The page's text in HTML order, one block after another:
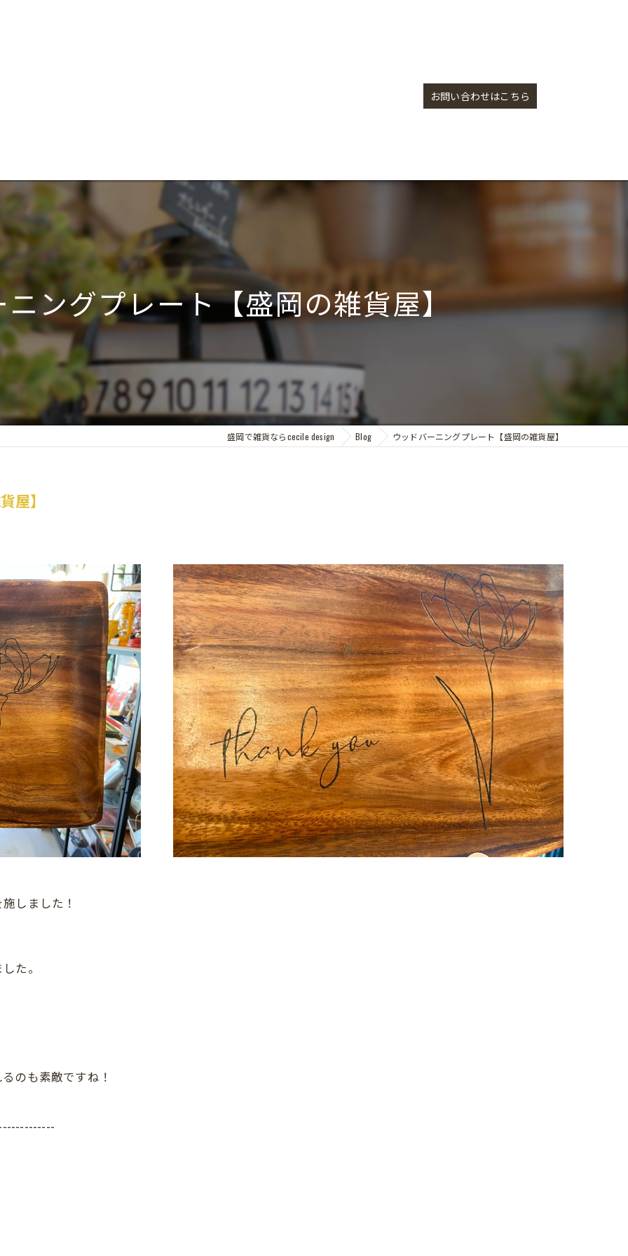
お問い合わせはこちら
ングプレート【盛岡の雑貨屋】
盛岡で雑貨ならcecile design Blog ウッドバーニングプレート【盛岡の雑貨屋】
屋】
しました！
た。
のも素敵ですね！